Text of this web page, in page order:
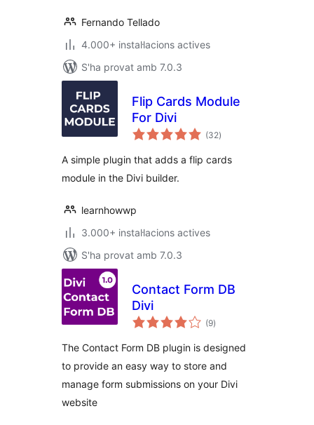
Fernando Tellado
4.000+ instal·lacions actives
S'ha provat amb 7.0.3
Flip Cards Module
For Divi
(32puntuacions
totals
)
A simple plugin that adds a flip cards
module in the Divi builder.
learnhowwp
3.000+ instal·lacions actives
S'ha provat amb 7.0.3
Contact Form DB
Divi
(9puntuacions
totals
)
The Contact Form DB plugin is designed
to provide an easy way to store and
manage form submissions on your Divi
website